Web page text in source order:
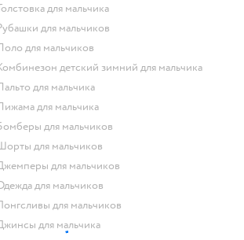
Толстовка для мальчика
Рубашки для мальчиков
Поло для мальчиков
Комбинезон детский зимний для мальчика
Пальто для мальчика
Пижама для мальчика
Бомберы для мальчиков
Шорты для мальчиков
Джемперы для мальчиков
Одежда для мальчиков
Лонгсливы для мальчиков
Джинсы для мальчика